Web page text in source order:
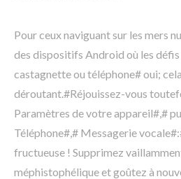
Pour ceux naviguant sur les mers
des dispositifs Android où les
castagnette ou téléphone# oui;
déroutant.#Réjouissez-vous
Paramètres de votre appareil#,#
Téléphone#,# Messagerie
fructueuse ! Supprimez
méphistophélique et goûtez à